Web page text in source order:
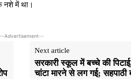
नशे में था।
--Advertisement--
Next article
सरकारी स्कूल में बच्चे की
चांटा मारने से लग गई;